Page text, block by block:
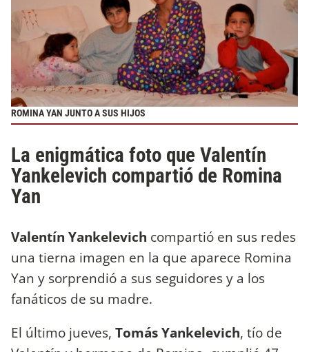
ROMINA YAN JUNTO A SUS HIJOS
La enigmática foto que Valentín
Yankelevich compartió de Romina
Yan
Valentín Yankelevich compartió en sus redes
una tierna imagen en la que aparece Romina
Yan y sorprendió a sus seguidores y a los
fanáticos de su madre.
El último jueves, Tomás Yankelevich, tío de